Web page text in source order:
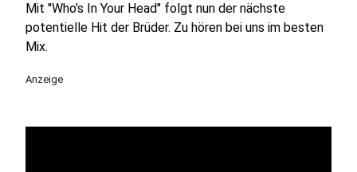
Mit "Who’s In Your Head" folgt nun der nächste
potentielle Hit der Brüder. Zu hören bei uns im besten
Mix.
Anzeige